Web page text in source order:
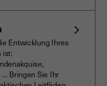
Entwicklung Ihres
ist:
Bringen Sie Ihr